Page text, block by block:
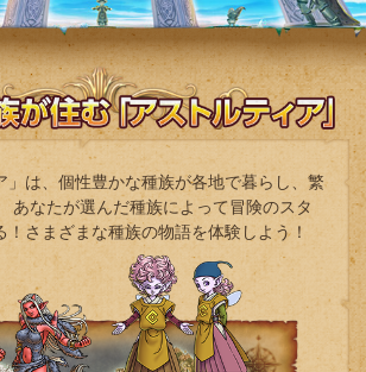
」は、個性豊かな種族が各地で暮らし、繁
あなたが選んだ種族によって冒険のスタ
！さまざまな種族の物語を体験しよう！